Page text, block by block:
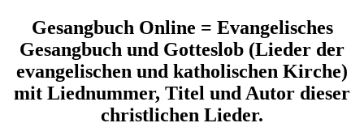
Gesangbuch Online = Evangelisches
Gesangbuch und Gotteslob (Lieder der
evangelischen und katholischen Kirche)
mit Liednummer, Titel und Autor dieser
christlichen Lieder.